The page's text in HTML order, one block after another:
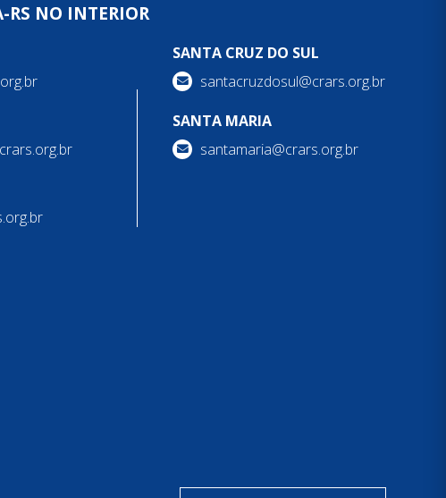
RS NO INTERIOR
SANTA CRUZ DO SUL
santacruzdosul@crars.org.br
SANTA MARIA
santamaria@crars.org.br